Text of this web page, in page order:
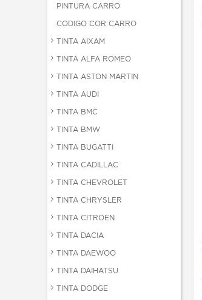
PINTURA CARRO
CODIGO COR CARRO
TINTA AIXAM
TINTA ALFA ROMEO
TINTA ASTON MARTIN
TINTA AUDI
TINTA BMC
TINTA BMW
TINTA BUGATTI
TINTA CADILLAC
TINTA CHEVROLET
TINTA CHRYSLER
TINTA CITROEN
TINTA DACIA
TINTA DAEWOO
TINTA DAIHATSU
TINTA DODGE